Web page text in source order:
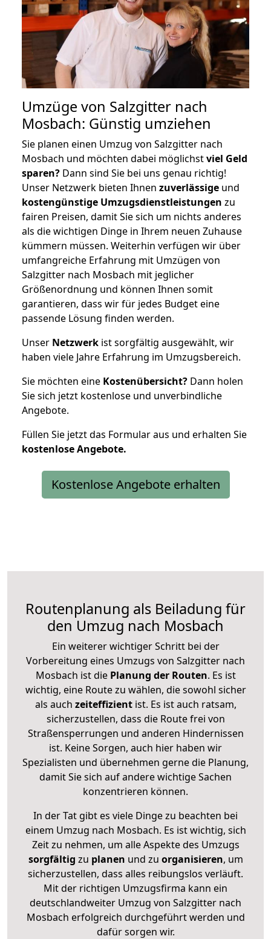
Umzüge von Salzgitter nach
Mosbach: Günstig umziehen
Sie planen einen Umzug von Salzgitter nach
Mosbach und möchten dabei möglichstviel Geld
sparen? Dann sind Sie bei uns genau richtig!
Unser Netzwerk bieten Ihnen zuverlässige und
kostengünstige Umzugsdienstleistungen zu
fairen Preisen, damit Sie sich um nichts anderes
als die wichtigen Dinge in Ihrem neuen Zuhause
kümmern müssen. Weiterhin verfügen wir über
umfangreiche Erfahrung mit Umzügen von
Salzgitter nach Mosbach mit jeglicher
Größenordnung und können Ihnen somit
garantieren, dass wir für jedes Budget eine
passende Lösung finden werden.
Unser Netzwerk ist sorgfältig ausgewählt, wir
haben viele Jahre Erfahrung im Umzugsbereich.
Sie möchten eine Kostenübersicht? Dann holen
Sie sich jetzt kostenlose und unverbindliche
Angebote.
Füllen Sie jetzt das Formular aus und erhalten Sie
kostenloseAngebote.
Kostenlose Angebote erhalten
Routenplanung als Beiladung für
den Umzug nach Mosbach
Ein weiterer wichtiger Schritt bei der
Vorbereitung eines Umzugs von Salzgitter nach
Mosbach ist diePlanung der Routen. Es ist
wichtig, eine Route zu wählen, die sowohl sicher
als auch zeiteffizientist. Es ist auch ratsam,
sicherzustellen, dass die Route frei von
Straßensperrungen und anderen Hindernissen
ist. Keine Sorgen, auch hier haben wir
Spezialisten und übernehmen gerne die Planung,
damit Sie sich auf andere wichtige Sachen
konzentrieren können.
In der Tat gibt es viele Dinge zu beachten bei
einem Umzug nach Mosbach. Es ist wichtig, sich
Zeit zu nehmen, um alle Aspekte des Umzugs
sorgfältig zu planen und zu organisieren, um
sicherzustellen, dass alles reibungslos verläuft.
Mit der richtigen Umzugsfirma kann ein
deutschlandweiter Umzug von Salzgitter nach
Mosbach erfolgreich durchgeführt werden und
dafür sorgen wir.